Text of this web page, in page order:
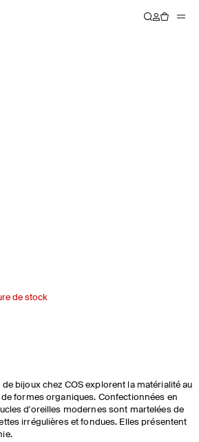
de stock
bijoux chez COS explorent la matérialité au
formes organiques. Confectionnées en
d'oreilles modernes sont martelées de
irrégulières et fondues. Elles présentent